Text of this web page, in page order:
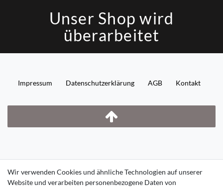
Unser Shop wird
überarbeitet
Impressum Daten­schutz­erklärung AGB Kontakt
Wir verwenden Cookies und ähnliche Technologien auf unserer
Website und verarbeiten personenbezogene Daten von